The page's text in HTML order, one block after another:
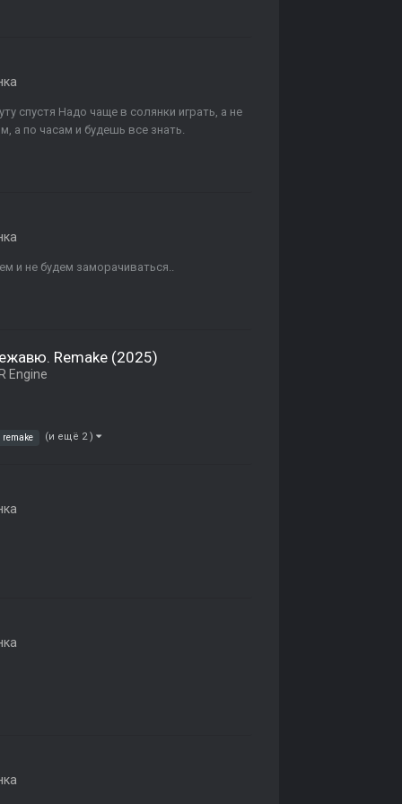
спустя Надо чаще в солянки играть, а не
а по часам и будешь все знать.
и не будем заморачиваться..
Remake (2025)
Engine
remake (и ещё 2 )